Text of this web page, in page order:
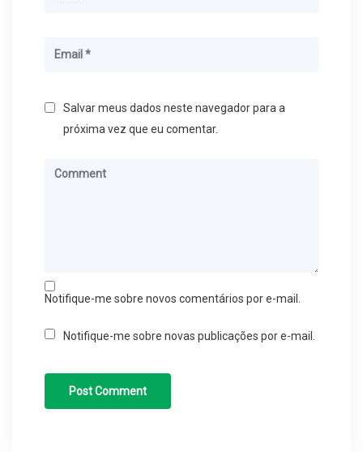
Salvar meus dados neste navegador para a
próxima vez que eu comentar.
Notifique-me sobre novos comentários por e-mail.
Notifique-me sobre novas publicações por e-mail.